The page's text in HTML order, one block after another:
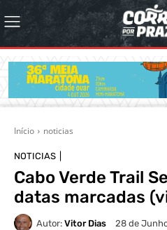
Início noticias
NOTICIAS
Cabo Verde Trail
datas marcadas
Autor: Vitor Dias 28 de